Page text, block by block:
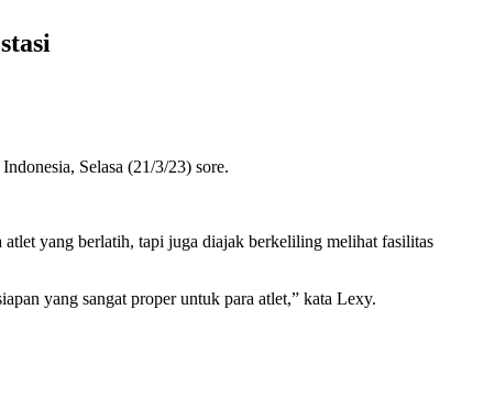
Selasa (21/3/23) sore.
yang berlatih, tapi juga diajak berkeliling melihat fasilitas
yang sangat proper untuk para atlet,” kata Lexy.